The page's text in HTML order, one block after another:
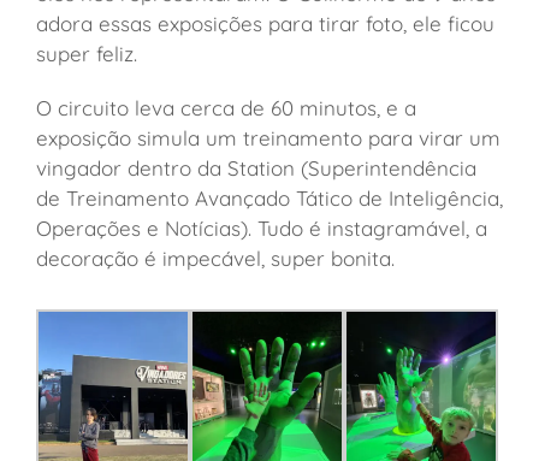
adora essas exposições para tirar foto, ele ficou
super feliz.
O circuito leva cerca de 60 minutos, e a
exposição simula um treinamento para virar um
vingador dentro da Station (Superintendência
de Treinamento Avançado Tático de Inteligência,
Operações e Notícias). Tudo é instagramável, a
decoração é impecável, super bonita.